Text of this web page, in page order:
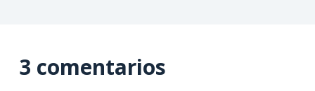
3 comentarios